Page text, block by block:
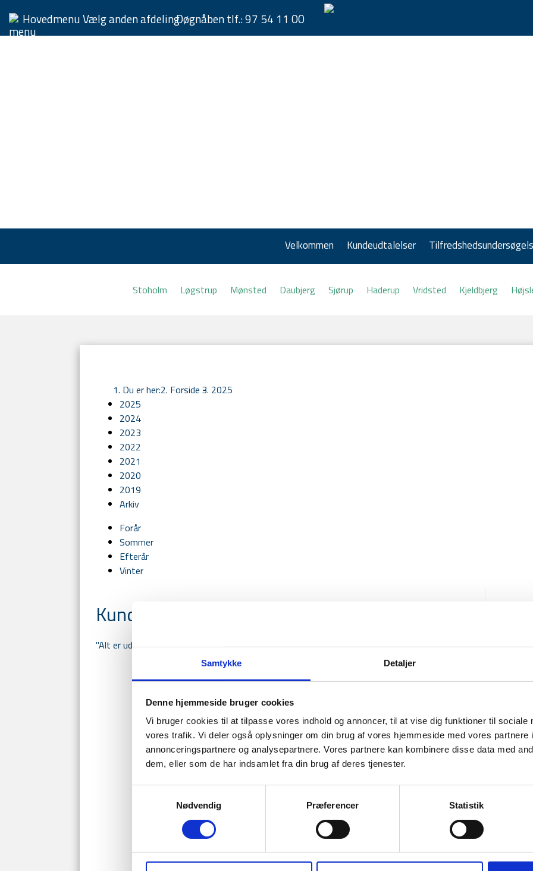
Samtykke Detaljer
Denne hjemmeside bruger cookies
Vi bruger cookies til at tilpasse vores indhold og annoncer, til at vise dig funktioner til sociale
vores trafik. Vi deler også oplysninger om din brug af vores hjemmeside med vores partnere
annonceringspartnere og analysepartnere. Vores partnere kan kombinere disse data med
dem, eller som de har indsamlet fra din brug af deres tjenester.
Nødvendig
Præferencer Statistik
HovedmenuVælg anden afdelingDøgnåben tlf.:97 54 11 00
Velkommen Kundeudtalelser
Stoholm Løgstrup Mønsted Daubjerg Sjørup Haderup Vridsted Kjeldbjerg
Du er her: Forside - 2025
2025
2024
2023
2022
2021
2020
2019
Arkiv
Forår
Sommer
Efterår
Vinter
Kundeudtalelser forår 2025
"Alt er udført på bedste vis og med stor empati. TAK!"
Ring
tager
Kontakt
CVR:37